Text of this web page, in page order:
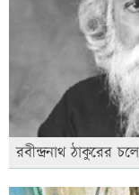
রবীন্দ্রনাথ ঠাকুরের